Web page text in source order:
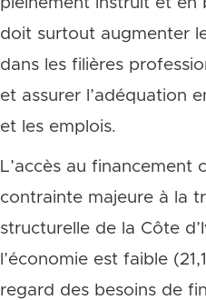
doit surtout augmenter
dans les filières
et assurer l’adéquation
et les emplois.
L’accès au financement
contrainte majeure à la
structurelle de la Côte
l’économie est faible
regard des besoins de